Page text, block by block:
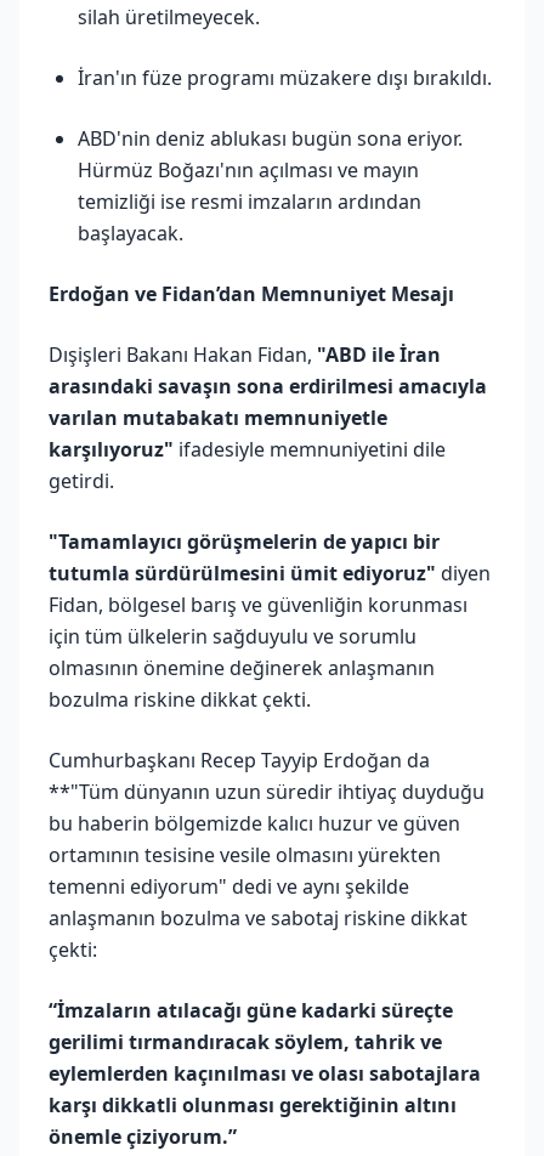
silah üretilmeyecek.
İran'ın füze programı müzakere dışı bırakıldı.
ABD'nin deniz ablukası bugün sona eriyor.
Hürmüz Boğazı'nın açılması ve mayın
temizliği ise resmi imzaların ardından
başlayacak.
Erdoğan ve Fidan’dan Memnuniyet Mesajı
Dışişleri Bakanı Hakan Fidan, "ABD ile İran
arasındaki savaşın sona erdirilmesi amacıyla
varılan mutabakatı memnuniyetle
karşılıyoruz" ifadesiyle memnuniyetini dile
getirdi.
"Tamamlayıcı görüşmelerin de yapıcı bir
tutumla sürdürülmesini ümit ediyoruz" diyen
Fidan, bölgesel barış ve güvenliğin korunması
için tüm ülkelerin sağduyulu ve sorumlu
olmasının önemine değinerek anlaşmanın
bozulma riskine dikkat çekti.
Cumhurbaşkanı Recep Tayyip Erdoğan da
**"Tüm dünyanın uzun süredir ihtiyaç duyduğu
bu haberin bölgemizde kalıcı huzur ve güven
ortamının tesisine vesile olmasını yürekten
temenni ediyorum" dedi ve aynı şekilde
anlaşmanın bozulma ve sabotaj riskine dikkat
çekti:
“İmzaların atılacağı güne kadarki süreçte
gerilimi tırmandıracak söylem, tahrik ve
eylemlerden kaçınılması ve olası sabotajlara
karşı dikkatli olunması gerektiğinin altını
önemle çiziyorum.”